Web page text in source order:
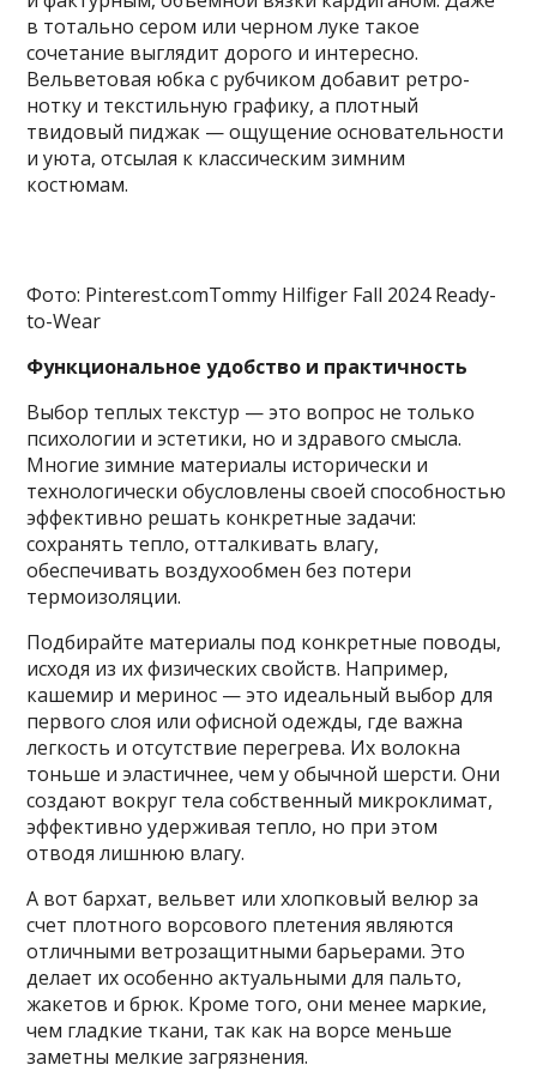
в тотально сером или черном луке такое
сочетание выглядит дорого и интересно.
Вельветовая юбка с рубчиком добавит ретро-
нотку и текстильную графику, а плотный
твидовый пиджак — ощущение основательности
и уюта, отсылая к классическим зимним
костюмам.
Фото: Pinterest.comTommy Hilfiger Fall 2024 Ready-
to-Wear
Функциональное удобство и практичность
Выбор теплых текстур — это вопрос не только
психологии и эстетики, но и здравого смысла.
Многие зимние материалы исторически и
технологически обусловлены своей способностью
эффективно решать конкретные задачи:
сохранять тепло, отталкивать влагу,
обеспечивать воздухообмен без потери
термоизоляции.
Подбирайте материалы под конкретные поводы,
исходя из их физических свойств. Например,
кашемир и меринос — это идеальный выбор для
первого слоя или офисной одежды, где важна
легкость и отсутствие перегрева. Их волокна
тоньше и эластичнее, чем у обычной шерсти. Они
создают вокруг тела собственный микроклимат,
эффективно удерживая тепло, но при этом
отводя лишнюю влагу.
А вот бархат, вельвет или хлопковый велюр за
счет плотного ворсового плетения являются
отличными ветрозащитными барьерами. Это
делает их особенно актуальными для пальто,
жакетов и брюк. Кроме того, они менее маркие,
чем гладкие ткани, так как на ворсе меньше
заметны мелкие загрязнения.